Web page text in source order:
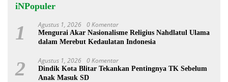
iNPopuler
1 Agustus 1, 2026 0 Komentar
Mengurai Akar Nasionalisme Religius Nahdlatul Ulama
dalam Merebut Kedaulatan Indonesia
2 Agustus 1, 2026 0 Komentar
Dindik Kota Blitar Tekankan Pentingnya TK Sebelum
Anak Masuk SD